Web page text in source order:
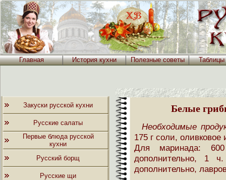
Главная История кухни Полезные советы
Закуски русской кухни
Русские салаты
Первые блюда русской
кухни
Русский борщ
Русские щи
Белые
Необходимые
175 г соли,
Для маринада:
дополнительно, 1
дополнительно,